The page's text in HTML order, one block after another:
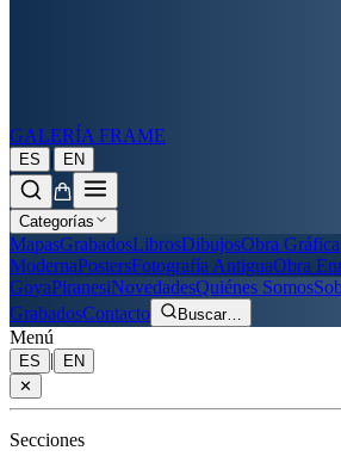
GALERÍA FRAME
ES | EN
Categorías
MapasGrabadosLibrosDibujosObra Gráfica
ModernaPostersFotografía AntiguaObra
GoyaPiranesiNovedadesQuiénes Somos
GrabadosContacto Buscar…
Menú
ES |
EN
✕
Secciones